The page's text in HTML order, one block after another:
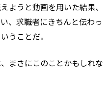
ようと動画を用いた結果、
、求職者にきちんと伝わっ
うことだ。
まさにこのことかもしれな